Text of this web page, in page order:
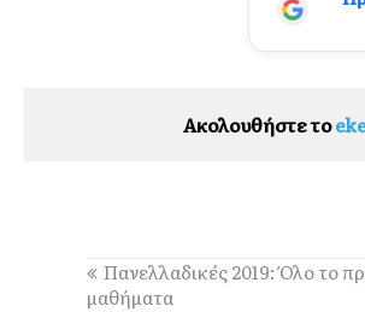
Ακολουθήστε το
Πανελλαδικές 2019: Όλο το
μαθήματα